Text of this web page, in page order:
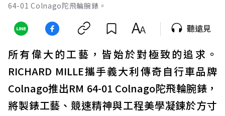
64-01 Colnago陀飛輪腕錶。
聽遠見
所有偉大的工藝，皆始於對極致的追求。
RICHARD MILLE攜手義大利傳奇自行車品牌
Colnago推出RM 64-01 Colnago陀飛輪腕錶，
將製錶工藝、競速精神與工程美學凝鍊於方寸